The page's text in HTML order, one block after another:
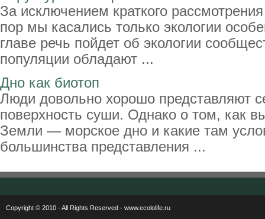
За исключением краткого
пор мы касались только экологии
главе речь пойдет об экологии
популяции обладают ...
Дно как биотоп
Люди довольно хорошо представляют
поверхность суши. Однако о том, как
Земли — морское дно и какие там
большинства представления ...
Copyright © 2010 - All Rights Reserved - www.ecololife.ru